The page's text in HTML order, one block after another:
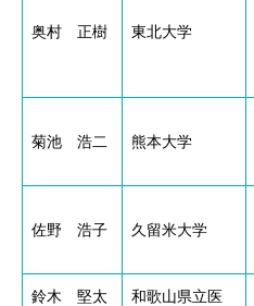
奥村 正樹 東北大学
菊池 浩二 熊本大学
佐野 浩子 久留米大学
鈴木 堅太 和歌山県立医